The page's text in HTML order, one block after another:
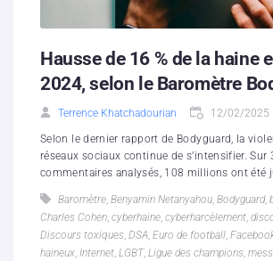
Hausse de 16 % de la haine
2024, selon le Baromètre
Terrence Khatchadourian 12/02/2025
Selon le dernier rapport de Bodyguard, la
réseaux sociaux continue de s’intensifier. Sur
commentaires analysés, 108 millions ont été
Baromètre, Benyamin Netanyahou, Bodyguard,
Charles Cohen, cyberhaine, cyberharcèlement,
Discours toxiques, DSA, Euro de football,
haineux, Internet, LGBT, Ligue des champions,